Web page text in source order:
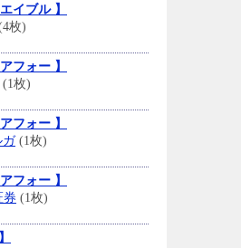
イブル 】
枚)
フォー 】
(1枚)
フォー 】
ガ(1枚)
フォー 】
券 (1枚)